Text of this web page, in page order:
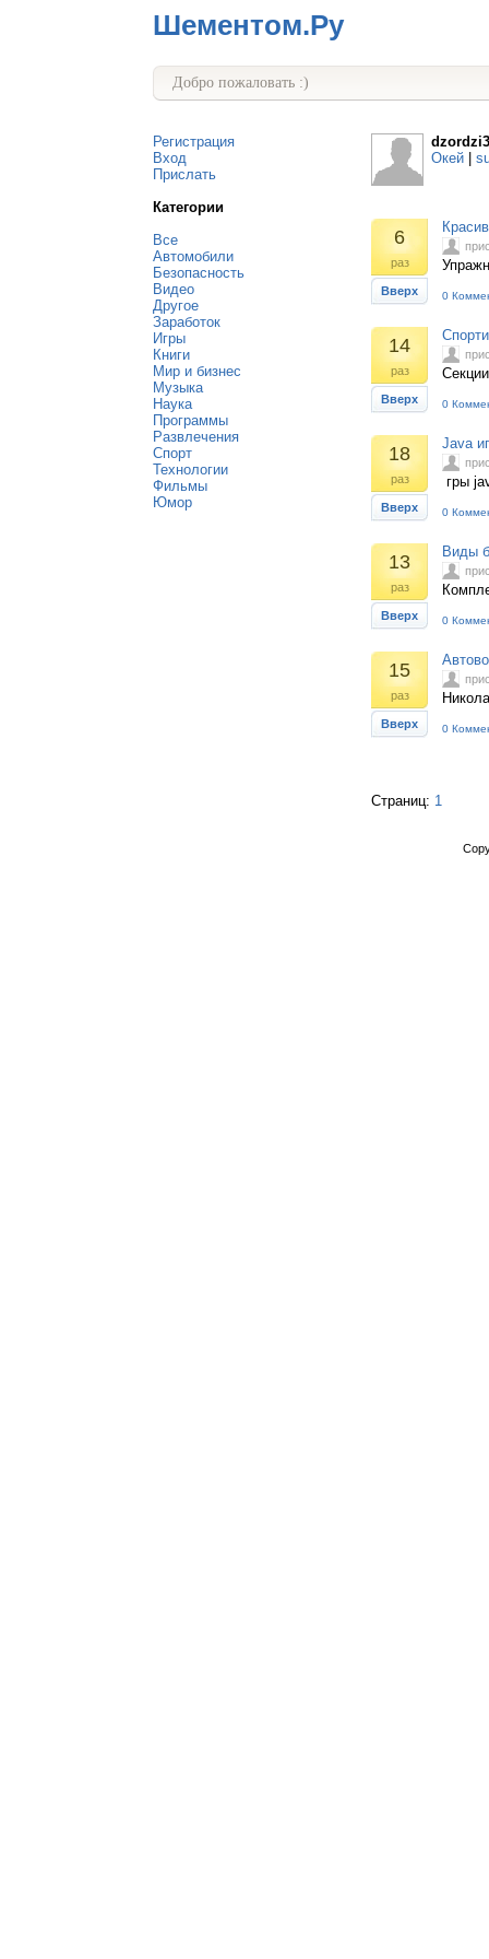
Шементом.Ру
Добро пожаловать :)
Регистрация
Вход
Прислать
Категории
Все
Автомобили
Безопасность
Видео
Другое
Заработок
Игры
Книги
Мир и бизнес
Музыка
Наука
Программы
Развлечения
Спорт
Технологии
Фильмы
Юмор
Окей
6
раз
Вверх 0
14
раз
Вверх 0
18
раз
Вверх
Java
гры
0
13
раз
Вверх
Виды
0
15
раз
Вверх 0
Страниц: 1